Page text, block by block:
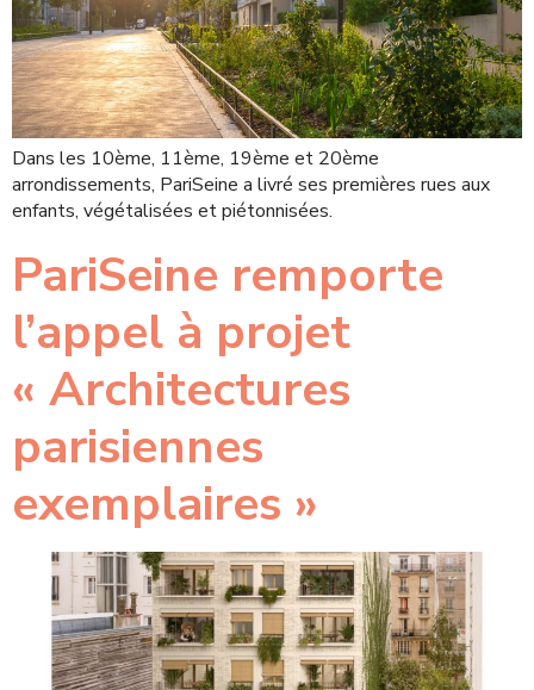
Dans les 10ème, 11ème, 19ème et 20ème
arrondissements, PariSeine a livré ses premières rues aux
enfants, végétalisées et piétonnisées.
PariSeine remporte
l’appel à projet
« Architectures
parisiennes
exemplaires »